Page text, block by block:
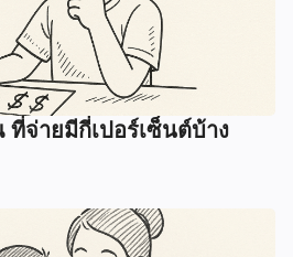
จ่ายมีกี่เปอร์เซ็นต์บ้าง